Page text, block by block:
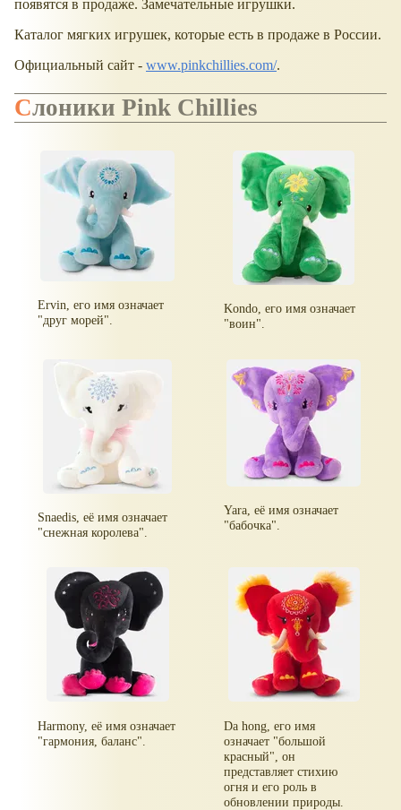
появятся в продаже. Замечательные игрушки.
Каталог мягких игрушек, которые есть в продаже в России.
Официальный сайт - www.pinkchillies.com/.
Слоники Pink Chillies
Ervin, его имя означает
"друг морей".
Kondo, его имя означает
"воин".
Snaedis, её имя означает
"снежная королева".
Yara, её имя означает
"бабочка".
Harmony, её имя означает
"гармония, баланс".
Da hong, его имя
означает "большой
красный", он
представляет стихию
огня и его роль в
обновлении природы.